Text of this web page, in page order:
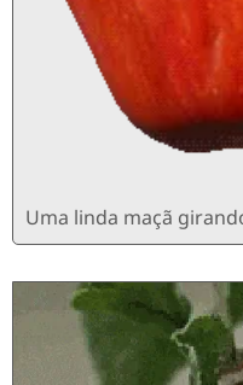
Uma linda maçã